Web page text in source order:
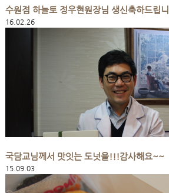
수원점 하늘토 정우현원장님 생신축하드립
16.02.26
국담교님께서 맛잇는 도넛을!!!감사해요~~
15.09.03